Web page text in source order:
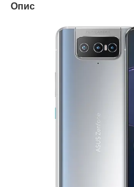
Опис